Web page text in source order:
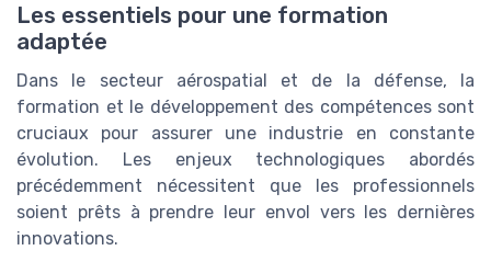
Les essentiels pour une formation
adaptée
Dans le secteur aérospatial et de la défense, la
formation et le développement des compétences sont
cruciaux pour assurer une industrie en constante
évolution. Les enjeux technologiques abordés
précédemment nécessitent que les professionnels
soient prêts à prendre leur envol vers les dernières
innovations.